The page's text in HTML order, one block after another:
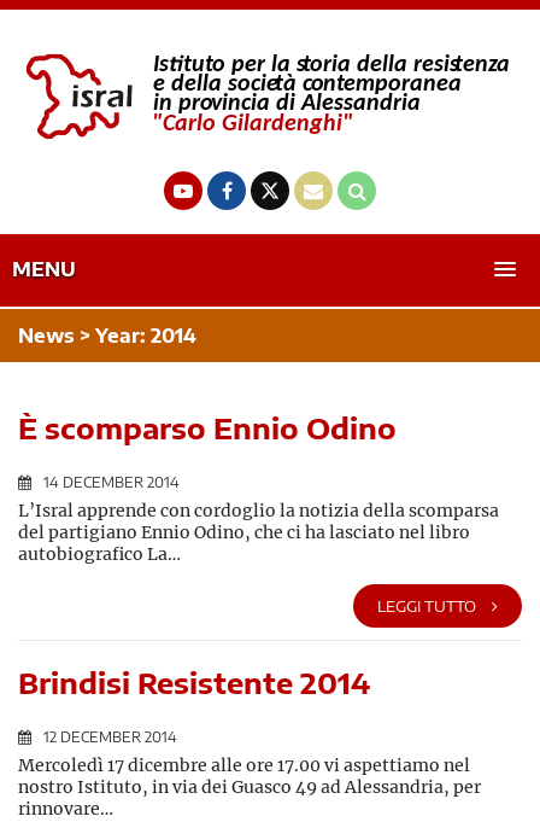
MENU
News > Year: 2014
È scomparso Ennio Odino
14 DECEMBER 2014
L’Isral apprende con cordoglio la notizia della scomparsa
del partigiano Ennio Odino, che ci ha lasciato nel libro
autobiografico La…
LEGGI TUTTO
Brindisi Resistente 2014
12 DECEMBER 2014
Mercoledì 17 dicembre alle ore 17.00 vi aspettiamo nel
nostro Istituto, in via dei Guasco 49 ad Alessandria, per
rinnovare…